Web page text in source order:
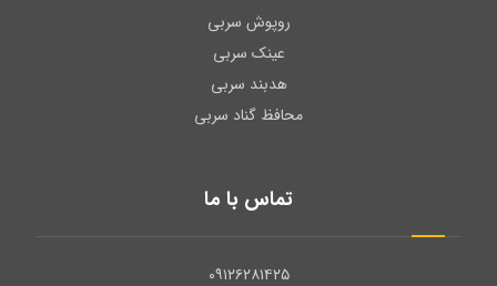
روپوش سربی
عینک سربی
هدبند سربی
محافظ گناد سربی
تماس با ما
۰۹۱۲۶۲۸۱۴۲۵